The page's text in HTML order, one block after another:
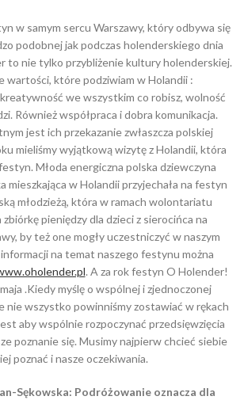
w samym sercu Warszawy, który odbywa się
podobnej jak podczas holenderskiego dnia
to nie tylko przybliżenie kultury holenderskiej.
wartości, które podziwiam w Holandii :
we wszystkim co robisz, wolność
Również współpraca i dobra komunikacja.
jest ich przekazanie zwłaszcza polskiej
mieliśmy wyjątkową wizytę z Holandii, która
Młoda energiczna polska dziewczyna
mieszkająca w Holandii przyjechała na festyn
młodzieżą, która w ramach wolontariatu
zbiórkę pieniędzy dla dzieci z sierocińca na
by też one mogły uczestniczyć w naszym
na temat naszego festynu można
. A za rok festyn O Holender!
.Kiedy myślę o wspólnej i zjednoczonej
nie wszystko powinniśmy zostawiać w rękach
aby wspólnie rozpoczynać przedsięwzięcia
poznanie się. Musimy najpierw chcieć siebie
poznać i nasze oczekiwania.
Sękowska: Podróżowanie oznacza dla